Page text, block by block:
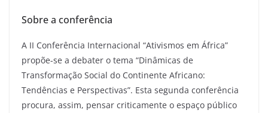
Sobre a conferência
A II Conferência Internacional “Ativismos em África”
propõe-se a debater o tema “Dinâmicas de
Transformação Social do Continente Africano:
Tendências e Perspectivas”. Esta segunda conferência
procura, assim, pensar criticamente o espaço público